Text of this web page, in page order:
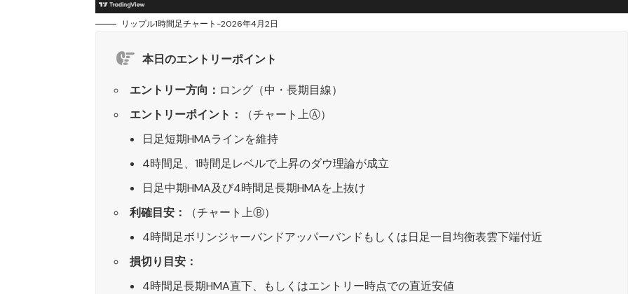
リップル1時間足チャート-2026年4月2日
本日のエントリーポイント
エントリー方向： ロング（中・長期目線）
エントリーポイント：
（チャート上Ⓐ）
日足短期HMAラインを維持
4時間足、1時間足レベルで上昇のダウ理論が成立
日足中期HMA及び4時間足長期HMAを上抜け
利確目安：
（チャート上Ⓑ）
4時間足ボリンジャーバンドアッパーバンドもしくは日足一目均衡表雲下端付近
損切り目安：
4時間足長期HMA直下、もしくはエントリー時点での直近安値